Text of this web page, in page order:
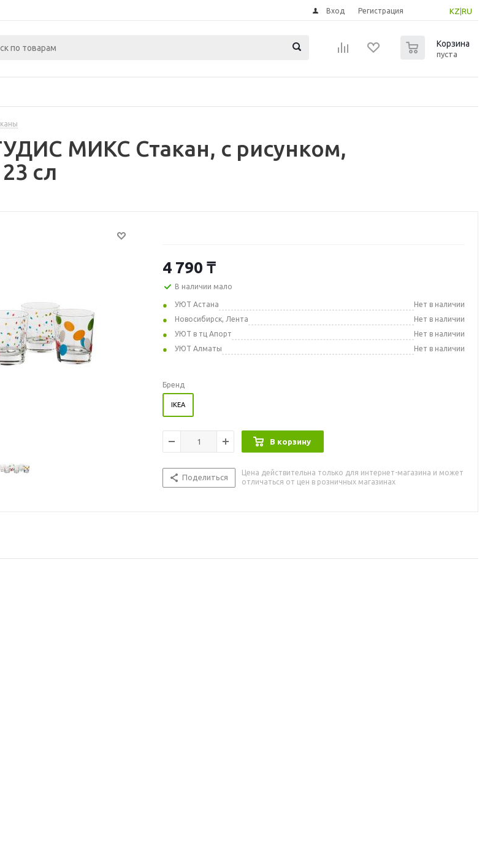
KZ RU
Вход Регистрация
Корзина
пуста
МИКС Стакан, с рисунком,
сл
4 790 ₸
В наличии мало
УЮТ Астана
Нет в наличии
Новосибирск, Лента
Нет в наличии
УЮТ в тц Апорт
Нет в наличии
УЮТ Алматы
Нет в наличии
Бренд
IKEA
В корзину
Поделиться
Цена действительна только для интернет-магазина и может
отличаться от цен в розничных магазинах